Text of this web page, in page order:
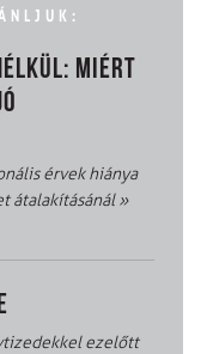
MIÉRT
érvek hiánya
átalakításánál»
ezelőtt